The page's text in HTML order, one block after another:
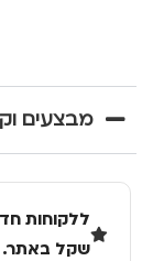
מבצעים
שקל באתר.